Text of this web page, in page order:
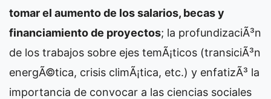
tomar el aumento de los salarios, becas y
financiamiento de proyectos; la profundizaciÃ³n
de los trabajos sobre ejes temÃ¡ticos (transiciÃ³n
energÃ©tica, crisis climÃ¡tica, etc.) y enfatizÃ³ la
importancia de convocar a las ciencias sociales